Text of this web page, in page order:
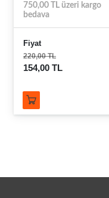
750,00 TL üzeri kargo
bedava
Fiyat
220,00 TL
154,00 TL